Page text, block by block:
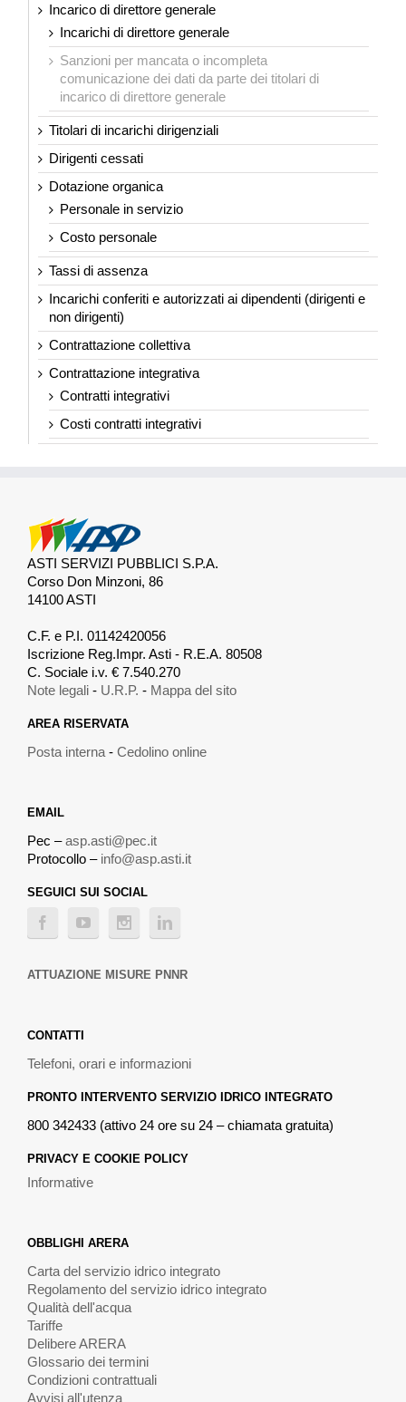
Incarico di direttore generale
Incarichi di direttore generale
Sanzioni per mancata o incompleta
comunicazione dei dati da parte dei titolari di
incarico di direttore generale
Titolari di incarichi dirigenziali
Dirigenti cessati
Dotazione organica
Personale in servizio
Costo personale
Tassi di assenza
Incarichi conferiti e autorizzati ai dipendenti (dirigenti e
non dirigenti)
Contrattazione collettiva
Contrattazione integrativa
Contratti integrativi
Costi contratti integrativi
ASTI SERVIZI PUBBLICI S.P.A.
Corso Don Minzoni, 86
14100 ASTI
C.F. e P.I. 01142420056
Iscrizione Reg.Impr. Asti - R.E.A. 80508
C. Sociale i.v. € 7.540.270
Note legali - U.R.P. - Mappa del sito
AREA RISERVATA
Posta interna -Cedolino online
EMAIL
Pec –asp.asti@pec.it
Protocollo – info@asp.asti.it
SEGUICI SUI SOCIAL
ATTUAZIONE MISURE PNNR
CONTATTI
Telefoni, orari e informazioni
PRONTO INTERVENTO SERVIZIO IDRICO INTEGRATO
800 342433 (attivo 24 ore su 24 – chiamata gratuita)
PRIVACY E COOKIE POLICY
Informative
OBBLIGHI ARERA
Carta del servizio idrico integrato
Regolamento del servizio idrico integrato
Qualità dell'acqua
Tariffe
Delibere ARERA
Glossario dei termini
Condizioni contrattuali
Avvisi all'utenza